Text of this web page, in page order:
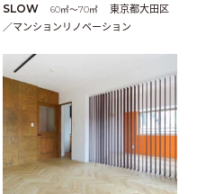
SLOW 60㎡〜70㎡
東京都大田区
／マンションリノベーション